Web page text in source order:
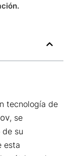
tecnología de
, se
su
esta